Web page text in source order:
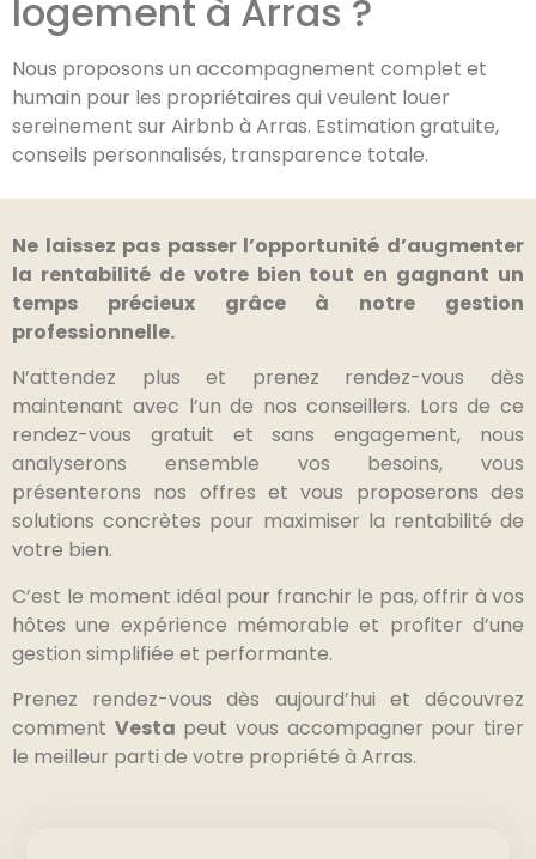
logement à Arras ?
Nous proposons un accompagnement complet et
humain pour les propriétaires qui veulent louer
sereinement sur Airbnb à Arras. Estimation gratuite,
conseils personnalisés, transparence totale.
Ne laissez pas passer l’opportunité d’augmenter
la rentabilité de votre bien tout en gagnant un
temps précieux grâce à notre gestion
professionnelle.
N’attendez plus et prenez rendez-vous dès
maintenant avec l’un de nos conseillers. Lors de ce
rendez-vous gratuit et sans engagement, nous
analyserons ensemble vos besoins, vous
présenterons nos offres et vous proposerons des
solutions concrètes pour maximiser la rentabilité de
votre bien.
C’est le moment idéal pour franchir le pas, offrir à vos
hôtes une expérience mémorable et profiter d’une
gestion simplifiée et performante.
Prenez rendez-vous dès aujourd’hui et découvrez
comment Vesta peut vous accompagner pour tirer
le meilleur parti de votre propriété à Arras.